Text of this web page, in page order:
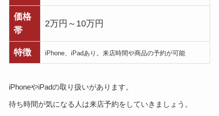
価格
帯
2万円～10万円
特徴 iPhone、iPadあり。来店時間や商品の予約が可能
iPhoneやiPadの取り扱いがあります。
待ち時間が気になる人は来店予約をしていきましょう。